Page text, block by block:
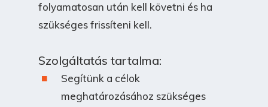
folyamatosan után kell követni és ha
szükséges frissíteni kell.
Szolgáltatás tartalma:
Segítünk a célok
meghatározásához szükséges